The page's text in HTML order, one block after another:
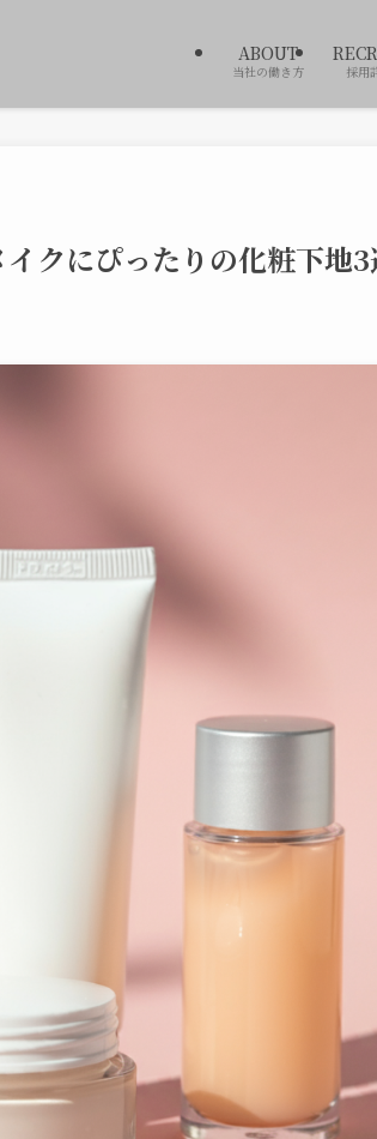
ABOUT
当社の働き方 採用
クにぴったりの化粧下地